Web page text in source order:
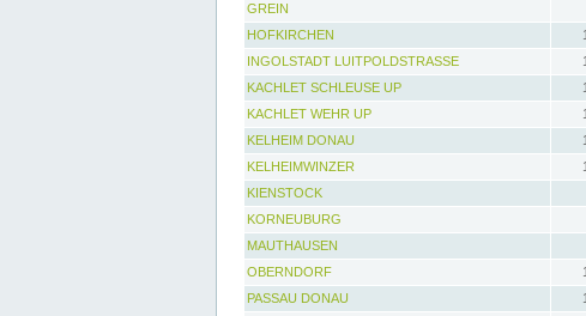
GREIN
HOFKIRCHEN
INGOLSTADT LUITPOLDSTRASSE
KACHLET SCHLEUSE UP
KACHLET WEHR UP
KELHEIM DONAU
KELHEIMWINZER
KIENSTOCK
KORNEUBURG
MAUTHAUSEN
OBERNDORF
PASSAU DONAU